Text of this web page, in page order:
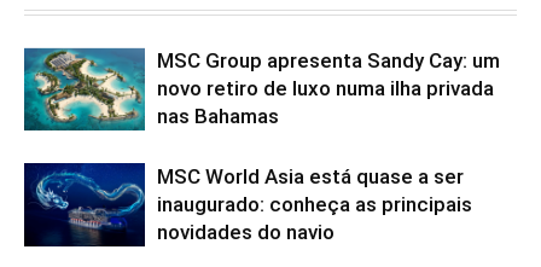
MSC Group apresenta Sandy Cay: um
novo retiro de luxo numa ilha privada
nas Bahamas
MSC World Asia está quase a ser
inaugurado: conheça as principais
novidades do navio